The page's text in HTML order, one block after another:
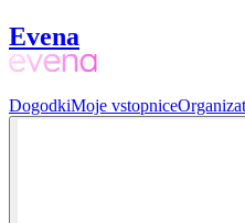
Evena
DogodkiMoje vstopnice